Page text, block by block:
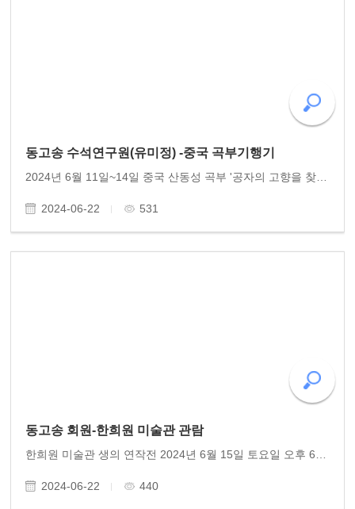
동고송 수석연구원(유미정) -중국 곡부기행기
2024년 6월 11일~14일 중국 산동성 곡부 '공자의 고향을 찾다" 동고송 수석연구원 유미정 이사는 광주유학대학 학생들과 중국 산동성 공자의 고향 곡부와 태산을 찾아 공자의 발자취를 탐방하였다. 산동성 곡부 공묘-공부-공림-태산-산동성박물관 일대 기행기 1편을 탑..
2024-06-22 531
동고송 회원-한희원 미술관 관람
한희원 미술관 생의 연작전 2024년 6월 15일 토요일 오후 6시 한희원 작가 이 양림동 한희원 미술관에서 열렸다. 한작가는 그간 천착해온 생의 연작들 작품들을 하나 하나 해설하였다. 바이올린, 피아노 연주도 한데 어우러져 멋진 여름날 전시공연을 선사하였다. 동고..
2024-06-22 440